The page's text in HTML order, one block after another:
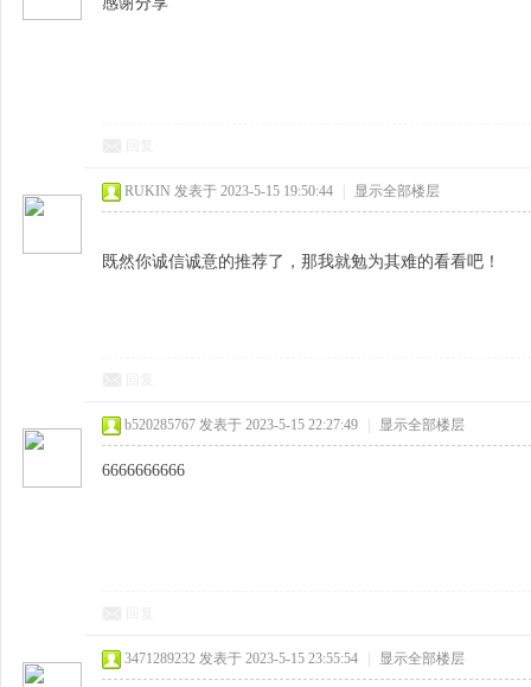
RUKIN 发表于 2023-5-15 19:50:44 显示全部楼层
既然你诚信诚意的推荐了，那我就勉为其难的看看吧！
b520285767 发表于 2023-5-15 22:27:49 显示全部楼层
6666666666
3471289232 发表于 2023-5-15 23:55:54 显示全部楼层